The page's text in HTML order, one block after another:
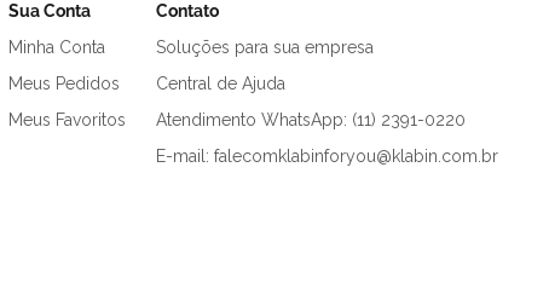
Sua Conta
Minha Conta
Meus Pedidos
Meus Favoritos
Contato
Soluções para sua empresa
Central de Ajuda
Atendimento WhatsApp: (11) 2391-0220
E-mail: falecomklabinforyou@klabin.com.br